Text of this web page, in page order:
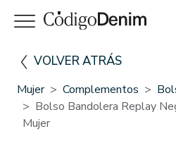
VOLVER ATRÁS
Mujer Complementos
Bolso Bandolera Replay
Mujer